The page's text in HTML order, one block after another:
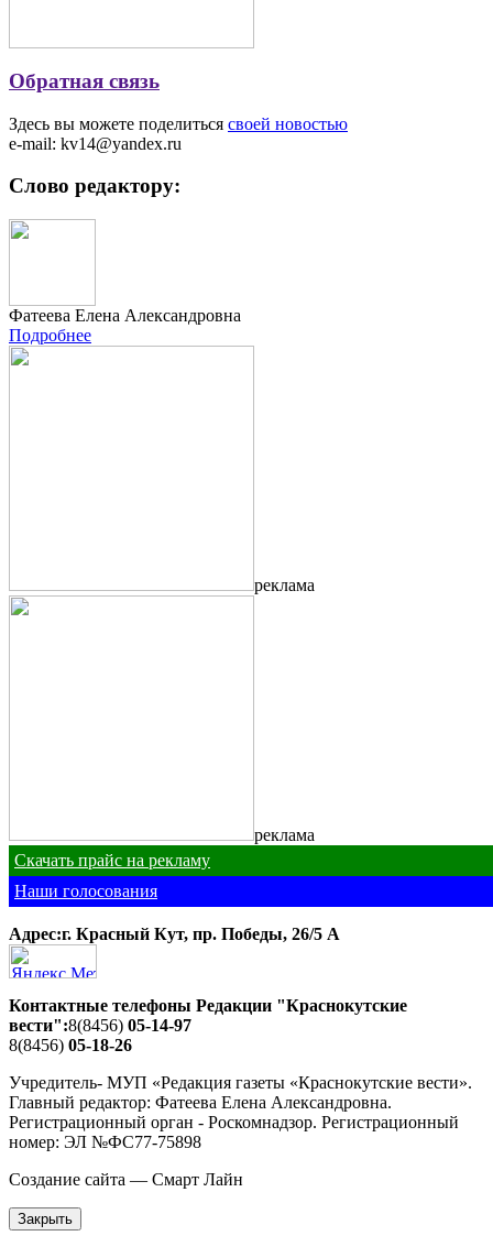
Обратная связь
Здесь вы можете поделиться своей новостью
e-mail: kv14@yandex.ru
Слово редактору:
Фатеева Елена Александровна
Подробнее
реклама
реклама
Скачать прайс на рекламу
Наши голосования
Адрес:г. Красный Кут, пр. Победы, 26/5 A
Контактные телефоны Редакции "Краснокутские
вести":8(8456) 05-14-97
8(8456) 05-18-26
Учредитель- МУП «Редакция газеты «Краснокутские вести».
Главный редактор: Фатеева Елена Александровна.
Регистрационный орган - Роскомнадзор. Регистрационный
номер: ЭЛ №ФС77-75898
Создание сайта — Смарт Лайн
Закрыть